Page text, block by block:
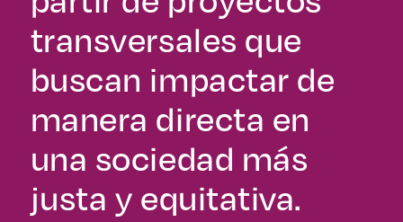
transversales que
buscan impactar de
manera directa en
una sociedad más
justa y equitativa.